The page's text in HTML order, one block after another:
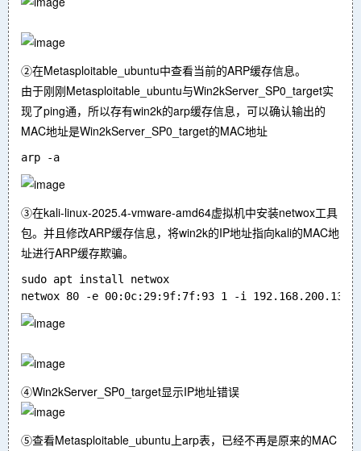
②在Metasploitable_ubuntu中查看当前的ARP缓存信息。
由于刚刚Metasploitable_ubuntu与Win2kServer_SP0_target实
现了ping通，所以存有win2k的arp缓存信息，可以确认输出的
MAC地址是Win2kServer_SP0_target的MAC地址
③在kali-linux-2025.4-vmware-amd64虚拟机中安装netwox工具
包。并且修改ARP缓存信息，将win2k的IP地址指向kali的MAC地
址进行ARP缓存欺骗。
sudo apt install netwox
④Win2kServer_SP0_target显示IP地址错误
⑤查看Metasploitable_ubuntu上arp表，已经不再是原来的MAC